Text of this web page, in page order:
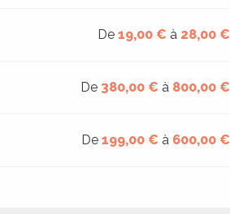
De19,00 € à 28,00 €
De 380,00 € à 800,00 €
De199,00 € à 600,00 €